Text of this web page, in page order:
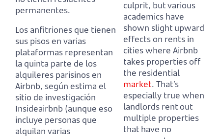
permanentes.
Los anfitriones que tienen
sus pisos en varias
plataformas representan
la quinta parte de los
alquileres parisinos en
Airbnb, según estima el
sitio de investigación
Insideairbnb (aunque eso
incluye personas que
alquilan varias
culprit, but various
academics have
shown slight upward
effects on rents in
cities where Airbnb
takes properties off
the residential
market. That’s
especially true when
landlords rent out
multiple properties
that have no